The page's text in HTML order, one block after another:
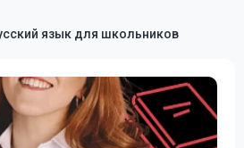
язык для школьников